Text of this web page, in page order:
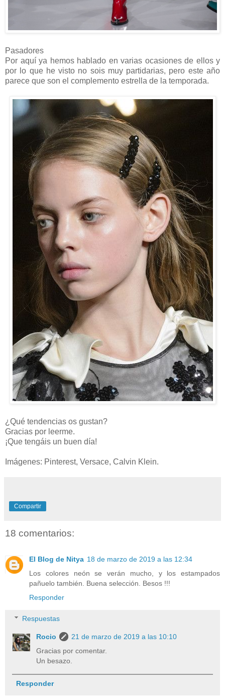
Pasadores
Por aquí ya hemos hablado en varias ocasiones de ellos y
por lo que he visto no sois muy partidarias, pero este año
parece que son el complemento estrella de la temporada.
¿Qué tendencias os gustan?
Gracias por leerme.
¡Que tengáis un buen día!
Imágenes: Pinterest, Versace, Calvin Klein.
Compartir
18 comentarios:
El Blog de Nitya 18 de marzo de 2019 a las 12:34
Los colores neón se verán mucho, y los estampados
pañuelo también. Buena selección. Besos !!!
Responder
Respuestas
Rocio
21 de marzo de 2019 a las 10:10
Gracias por comentar.
Un besazo.
Responder